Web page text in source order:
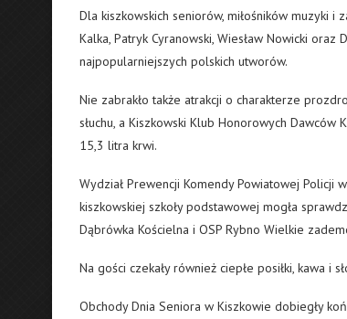
Dla kiszkowskich seniorów, miłośników muzyki
Kalka, Patryk Cyranowski, Wiesław Nowicki oraz
najpopularniejszych polskich utworów.
Nie zabrakło także atrakcji o charakterze
słuchu, a Kiszkowski Klub Honorowych
15,3 litra krwi.
Wydział Prewencji Komendy Powiatowej Policji
kiszkowskiej szkoły podstawowej mogła
Dąbrówka Kościelna i OSP Rybno Wielkie
Na gości czekały również ciepłe posiłki, kawa i
Obchody Dnia Seniora w Kiszkowie dobiegły